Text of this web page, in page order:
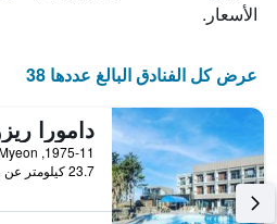
الأسعار.
عرض كل الفنادق البالغ عددها 38
دامورا
23.7 كيلومتر عن وسط المدينة